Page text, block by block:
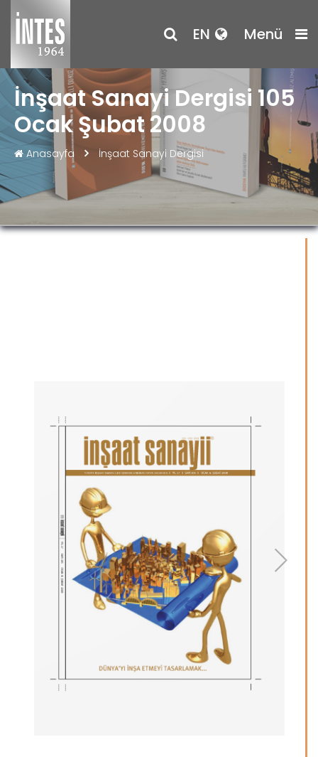
EN Menü
İnşaat Sanayi Dergisi 105
Ocak Şubat 2008
Anasayfa İnşaat Sanayi Dergisi